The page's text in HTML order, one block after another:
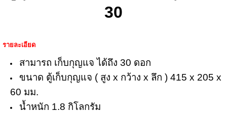
30
รายละเอียด
สามารถ เก็บกุญแจ ได้ถึง 30 ดอก
ขนาด ตู้เก็บกุญแจ ( สูง x กว้าง x ลึก ) 415 x 205 x
60 มม.
น้ำหนัก 1.8 กิโลกรัม